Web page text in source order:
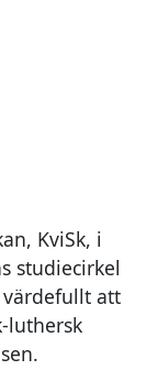
KviSk, i
studiecirkel
värdefullt att
luthersk